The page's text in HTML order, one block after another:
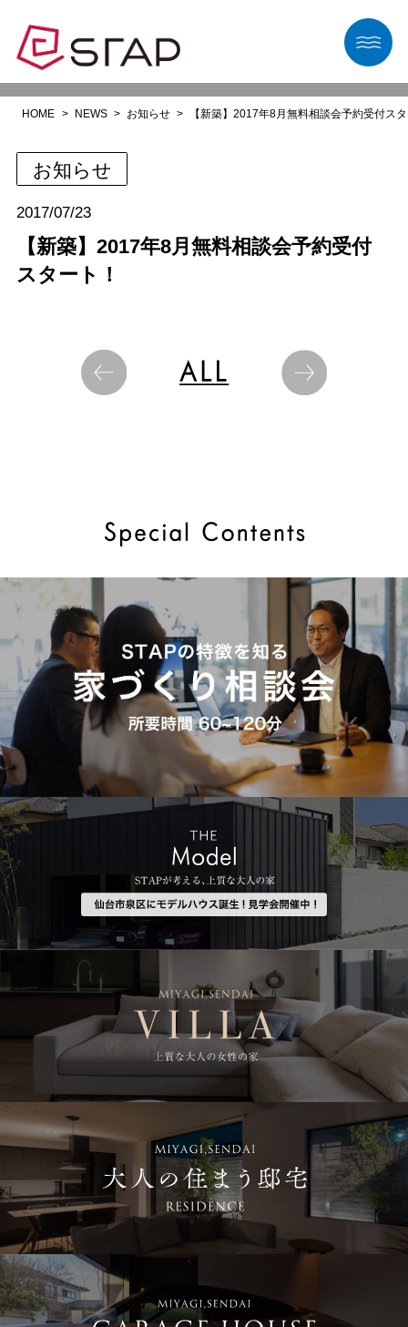
HOME NEWS お知らせ 【新築】2017年8月無料相談会予約受付ス
お知らせ
2017/07/23
【新築】2017年8月無料相談会予約受付
スタート！